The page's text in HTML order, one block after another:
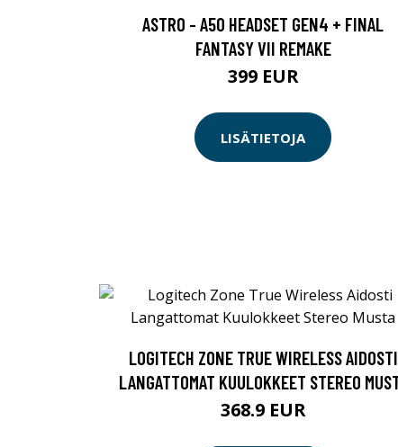
ASTRO - A50 HEADSET GEN4 + FINAL
FANTASY VII REMAKE
399 EUR
LISÄTIETOJA
LOGITECH ZONE TRUE WIRELESS AIDOSTI
LANGATTOMAT KUULOKKEET STEREO
368.9 EUR